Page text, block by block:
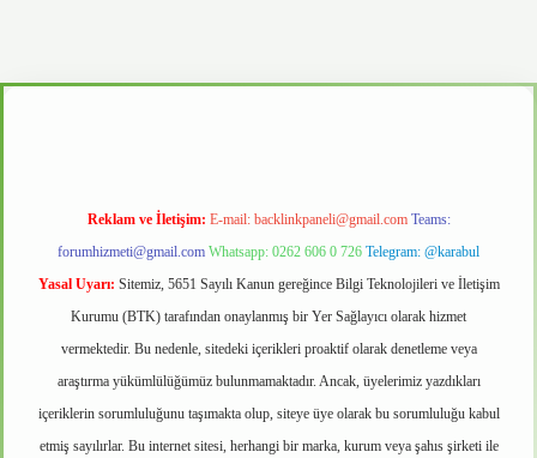
Reklam ve İletişim: E-mail: backlinkpaneli@gmail.com Teams:
forumhizmeti@gmail.com Whatsapp: 0262 606 0 726 Telegram: @karabul
Yasal Uyarı: Sitemiz, 5651 Sayılı Kanun gereğince Bilgi Teknolojileri ve İletişim
Kurumu (BTK) tarafından onaylanmış bir Yer Sağlayıcı olarak hizmet
vermektedir. Bu nedenle, sitedeki içerikleri proaktif olarak denetleme veya
araştırma yükümlülüğümüz bulunmamaktadır. Ancak, üyelerimiz yazdıkları
içeriklerin sorumluluğunu taşımakta olup, siteye üye olarak bu sorumluluğu kabul
etmiş sayılırlar. Bu internet sitesi, herhangi bir marka, kurum veya şahıs şirketi ile